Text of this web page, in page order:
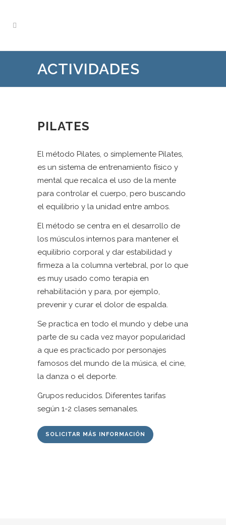
ACTIVIDADES
PILATES
El método Pilates, o simplemente Pilates,
es un sistema de entrenamiento físico y
mental que recalca el uso de la mente
para controlar el cuerpo, pero buscando
el equilibrio y la unidad entre ambos.
El método se centra en el desarrollo de
los músculos internos para mantener el
equilibrio corporal y dar estabilidad y
firmeza a la columna vertebral, por lo que
es muy usado como terapia en
rehabilitación y para, por ejemplo,
prevenir y curar el dolor de espalda.
Se practica en todo el mundo y debe una
parte de su cada vez mayor popularidad
a que es practicado por personajes
famosos del mundo de la música, el cine,
la danza o el deporte.
Grupos reducidos. Diferentes tarifas
según 1-2 clases semanales.
SOLICITAR MÁS INFORMACIÓN